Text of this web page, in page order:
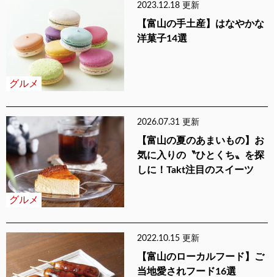
グルメ
2023.12.18 更新
【富山の手土産】はなやかな
洋菓子14選
グルメ
2026.07.31 更新
【富山の夏のあまいもの】お
気に入りの〝ひとくち〟を探
しに！Takt注目のスイーツ
2022.10.15 更新
【富山のローカルフード】ご
当地愛されフード16選